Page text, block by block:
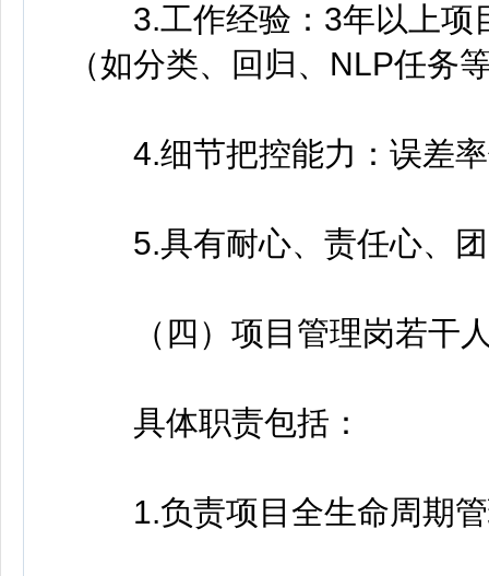
3.工作经验：3年以上项
（如分类、回归、NLP任务
4.细节把控能力：误差率
5.具有耐心、责任心、团
（四）项目管理岗若干
具体职责包括：
1.负责项目全生命周期管